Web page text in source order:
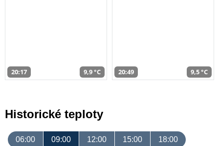
20:17 9,9 °C 20:49 9,5 °C
Historické teploty
06:00 09:00 12:00 15:00 18:00